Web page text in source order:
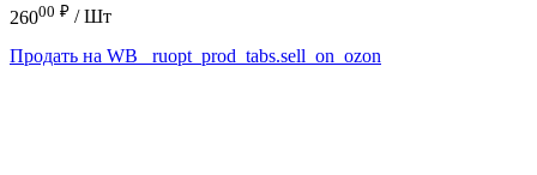
26000 ₽ / Шт
Продать на WB
_ruopt_prod_tabs.sell_on_ozon